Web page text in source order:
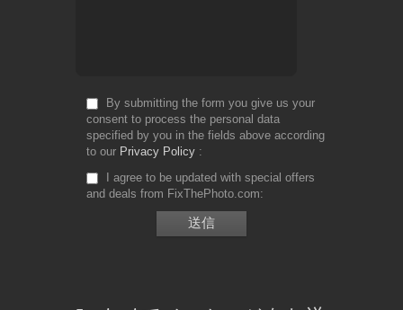
By submitting the form you give us your
consent to process the personal data
specified by you in the fields above according
to our Privacy Policy
I agree to be updated with special offers
and deals from FixThePhoto.com